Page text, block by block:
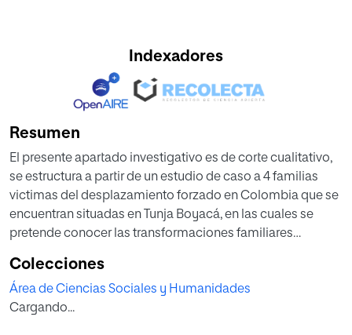
Indexadores
Resumen
El presente apartado investigativo es de corte cualitativo,
se estructura a partir de un estudio de caso a 4 familias
victimas del desplazamiento forzado en Colombia que se
encuentran situadas en Tunja Boyacá, en las cuales se
pretende conocer las transformaciones familiares
determinantes que han servido de soporte para enfrentar
la adversidad durante este proceso. Con este estudio se
visualiza este tema de orden social desde las
Colecciones
Área de Ciencias Sociales y Humanidades
Cargando...